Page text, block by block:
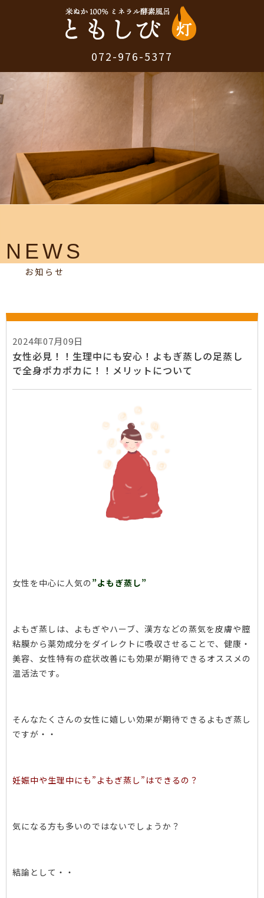
072-976-5377
NEWS
お知らせ
2024年07月09日
女性必見！！生理中にも安心！よもぎ蒸しの足蒸し
で全身ポカポカに！！メリットについて
女性を中心に人気の ”よもぎ蒸し”
よもぎ蒸しは、よもぎやハーブ、漢方などの蒸気を皮膚や膣
粘膜から薬効成分をダイレクトに吸収させることで、健康・
美容、女性特有の症状改善にも効果が期待できるオススメの
温活法です。
そんなたくさんの女性に嬉しい効果が期待できるよもぎ蒸し
ですが・・
妊娠中や生理中にも”よもぎ蒸し”はできるの？
気になる方も多いのではないでしょうか？
結論として・・